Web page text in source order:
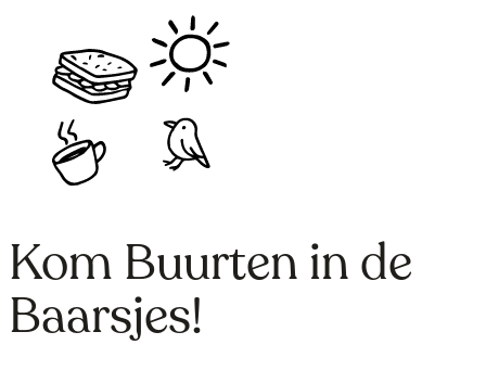
Kom Buurten in de
Baarsjes!